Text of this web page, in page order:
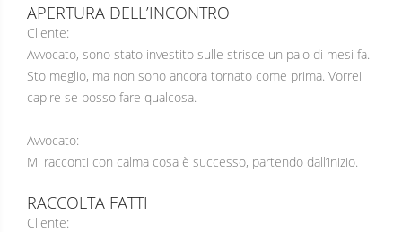
APERTURA DELL’INCONTRO
Cliente:
Avvocato, sono stato investito sulle strisce un paio di mesi fa.
Sto meglio, ma non sono ancora tornato come prima. Vorrei
capire se posso fare qualcosa.
Avvocato:
Mi racconti con calma cosa è successo, partendo dall’inizio.
RACCOLTA FATTI
Cliente: